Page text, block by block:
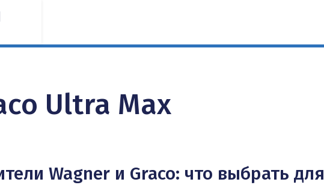
Ultra Max
Wagner и Graco: что выбрать для